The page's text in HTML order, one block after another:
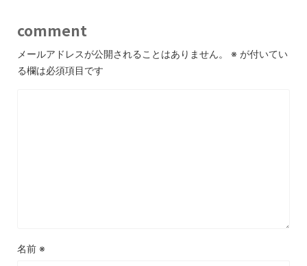
comment
メールアドレスが公開されることはありません。 ※ が付いてい
る欄は必須項目です
名前 ※